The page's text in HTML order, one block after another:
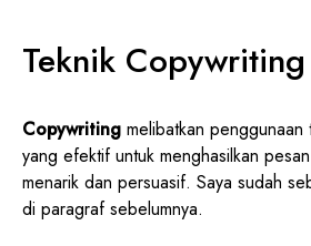
Teknik Copywriting
Copywriting melibatkan penggunaan
yang efektif untuk menghasilkan
menarik dan persuasif. Saya sudah
di paragraf sebelumnya.